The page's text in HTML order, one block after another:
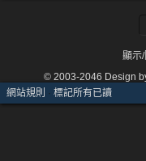
顯示/
© 2003-2046 Design
網站規則 · 標記所有已讀